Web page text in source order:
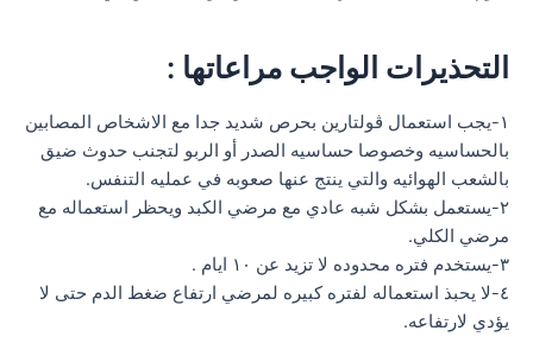
التحذيرات الواجب مراعاتها :
١-يجب استعمال ڤولتارين بحرص شديد جدا مع الاشخاص المصابين
بالحساسيه وخصوصا حساسيه الصدر أو الربو لتجنب حدوث ضيق
بالشعب الهوائيه والتي ينتج عنها صعوبه في عمليه التنفس.
٢-يستعمل بشكل شبه عادي مع مرضي الكبد ويحظر استعماله مع
مرضي الكلي.
٣-يستخدم فتره محدوده لا تزيد عن ١٠ ايام .
٤-لا يحبذ استعماله لفتره كبيره لمرضي ارتفاع ضغط الدم حتى لا
يؤدي لارتفاعه.